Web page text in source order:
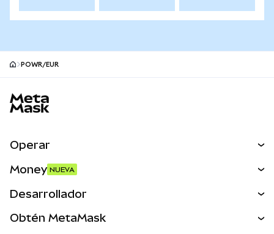
POWR/EUR
Operar
Activos del mundo real
Money NUEVA
Desarrollador
Obtén MetaMask